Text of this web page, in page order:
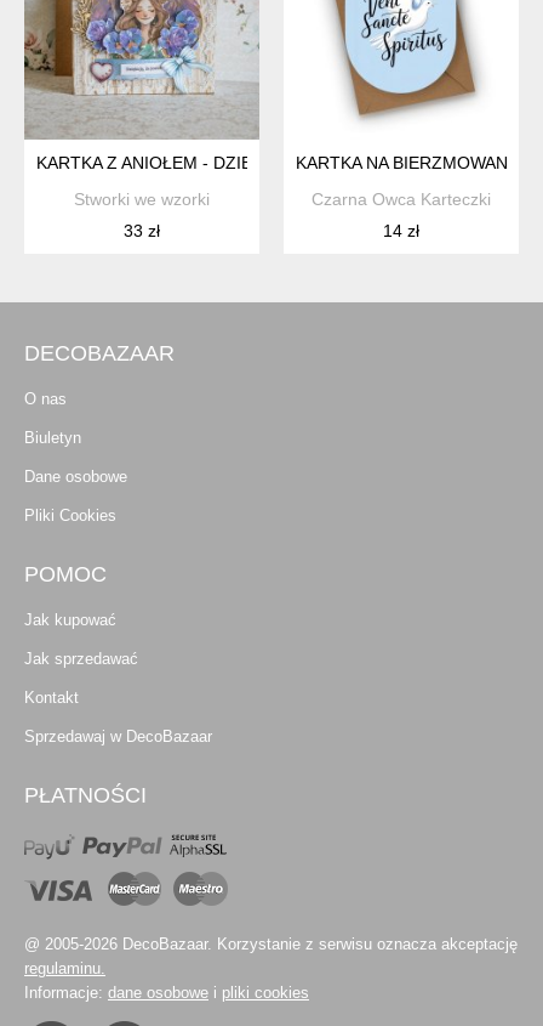
KARTKA Z ANIOŁEM - DZIĘKUJĘ, ŻE JESTEŚ
Stworki we wzorki
33 zł
KARTKA NA BIERZMOWANIE-
Czarna Owca Karteczki
14 zł
DECOBAZAAR
O nas
Biuletyn
Dane osobowe
Pliki Cookies
POMOC
Jak kupować
Jak sprzedawać
Kontakt
Sprzedawaj w DecoBazaar
PŁATNOŚCI
@ 2005-2026 DecoBazaar. Korzystanie z serwisu oznacza akceptację
regulaminu.
Informacje: dane osobowe i pliki cookies